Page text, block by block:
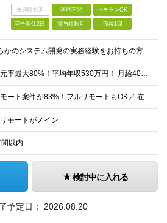
未経験歓迎 学歴不問 ベテランOK
完全週休2日 賞与複数月 面接1回
■何らかのシステム開発の実務経験をお持ちの方(3年以上) ■学歴不問 ≪こんな方にピッタリ≫ □ スキルや経験に見合う正当な収入を得たい □ PGからSEへのステップアップなど上流工程に挑戦したい
★還元率最大80%！平均年収530万円！ 月給40万円～60万円＋業績賞与 想定年収：年収500万円～800万円 ※スキルや経験、担当案件により変動します。 ◎スキルや経験を考慮し、優遇します
＼リモート案件が83%！フルリモートもOK／ 在宅勤務、または東京、神奈川、埼玉、千葉のプロジェクト先 ★リモート率83%！フルリモート案件も多数！ ★転居を伴う転勤はありません ■本社 東京都港区
モートがメイン
以内
検討中に入れる
予定日： 2026.08.20